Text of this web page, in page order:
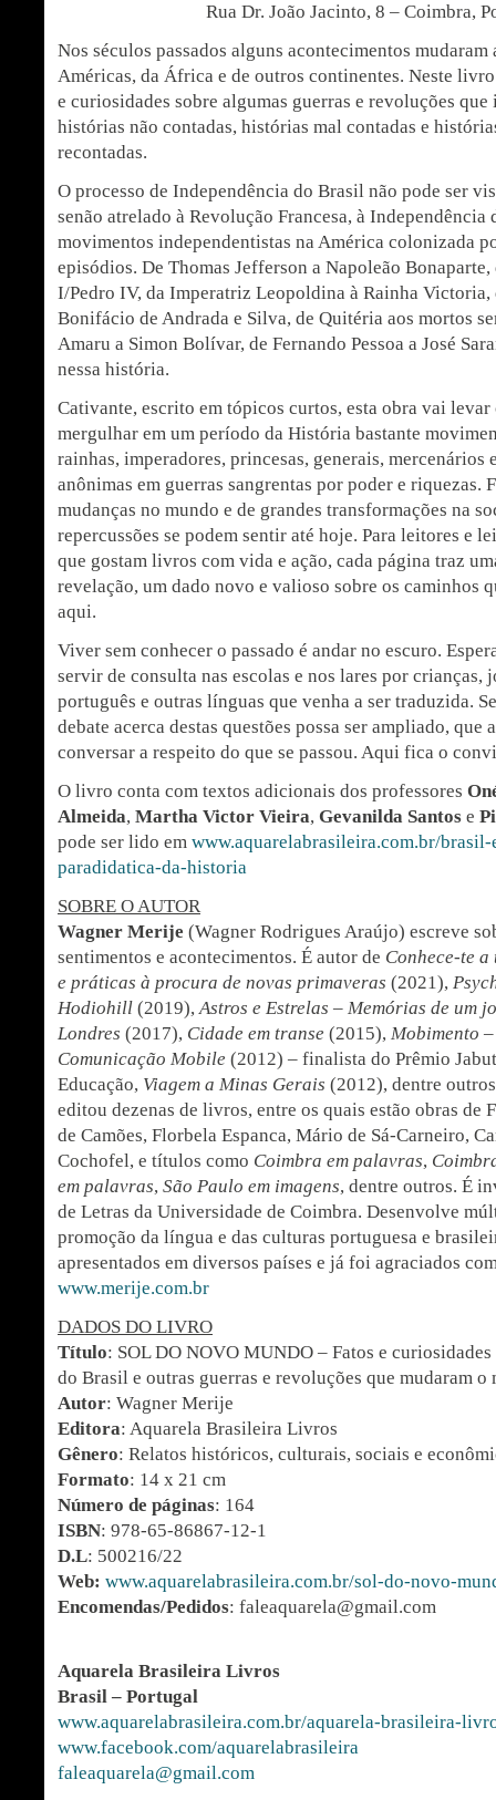
Rua Dr. João Jacinto, 8 – Coimbra,
Nos séculos passados alguns acontecimentos mudaram
Américas, da África e de outros continentes. Neste
e curiosidades sobre algumas guerras e revoluções
histórias não contadas, histórias mal contadas e
recontadas.
O processo de Independência do Brasil não pode ser
senão atrelado à Revolução Francesa, à Independência
movimentos independentistas na América colonizada
episódios. De Thomas Jefferson a Napoleão
I/Pedro IV, da Imperatriz Leopoldina à Rainha Victoria,
Bonifácio de Andrada e Silva, de Quitéria aos mortos
Amaru a Simon Bolívar, de Fernando Pessoa a José
nessa história.
Cativante, escrito em tópicos curtos, esta obra vai
mergulhar em um período da História bastante
rainhas, imperadores, princesas, generais, mercenários
anônimas em guerras sangrentas por poder e riquezas.
mudanças no mundo e de grandes transformações na
repercussões se podem sentir até hoje. Para leitores e
que gostam livros com vida e ação, cada página traz
revelação, um dado novo e valioso sobre os caminhos
aqui.
Viver sem conhecer o passado é andar no escuro.
servir de consulta nas escolas e nos lares por crianças,
português e outras línguas que venha a ser traduzida.
debate acerca destas questões possa ser ampliado, que
conversar a respeito do que se passou. Aqui fica o
O livro conta com textos adicionais dos professores
Almeida, Martha Victor Vieira, Gevanilda Santos e
pode ser lido em www.aquarelabrasileira.com.br/
paradidatica-da-historia
SOBRE O AUTOR
Wagner Merije (Wagner Rodrigues Araújo) escreve
sentimentos e acontecimentos. É autor de Conhece-te a
e práticas à procura de novas primaveras (2021),
Hodiohill (2019),Astros e Estrelas – Memórias de um
Londres (2017), Cidade em transe (2015), Mobimento
Comunicação Mobile (2012) – finalista do Prêmio
Educação, Viagem a Minas Gerais (2012), dentre
editou dezenas de livros, entre os quais estão obras de
de Camões, Florbela Espanca, Mário de Sá-Carneiro,
Cochofel, e títulos como Coimbra em palavras,
em palavras, São Paulo em imagens, dentre outros. É
de Letras da Universidade de Coimbra. Desenvolve
promoção da língua e das culturas portuguesa e
apresentados em diversos países e já foi agraciados
www.merije.com.br
DADOS DO LIVRO
Título: SOL DO NOVO MUNDO – Fatos e
do Brasil e outras guerras e revoluções que mudaram o
Autor: Wagner Merije
Editora: Aquarela Brasileira Livros
Gênero: Relatos históricos, culturais, sociais e
Formato: 14 x 21 cm
Número de páginas: 164
ISBN: 978-65-86867-12-1
D.L: 500216/22
Web: www.aquarelabrasileira.com.br/sol-do-novo-
Encomendas/Pedidos: faleaquarela@gmail.com
Aquarela Brasileira Livros
Brasil – Portugal
www.aquarelabrasileira.com.br/aquarela-brasileira-
www.facebook.com/aquarelabrasileira
faleaquarela@gmail.com